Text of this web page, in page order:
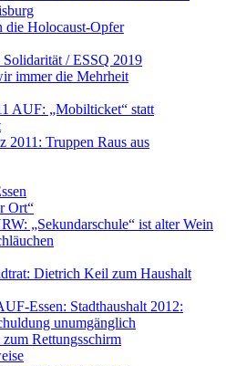
die Holocaust-Opfer
/ ESSQ 2019
immer die Mehrheit
AUF: „Mobilticket“ statt
2011: Truppen Raus aus
Ort“
„Sekundarschule“ ist alter Wein
Dietrich Keil zum Haushalt
Essen: Stadthaushalt 2012:
unumgänglich
Rettungsschirm